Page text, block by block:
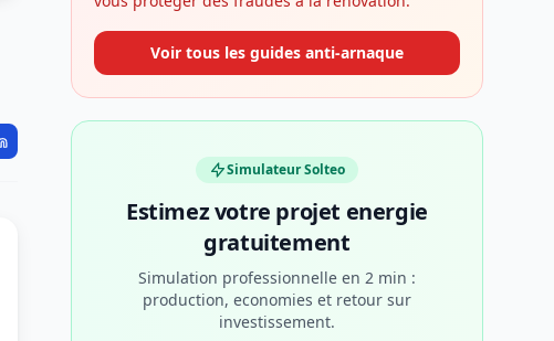
Voir tous les guides anti-arnaque
Simulateur Solteo
Estimez votre projet energie
gratuitement
Simulation professionnelle en 2 min :
production, economies et retour sur
investissement.